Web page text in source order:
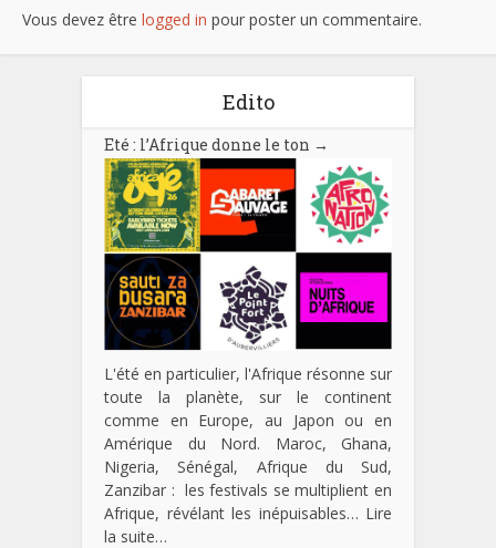
Vous devez être logged in pour poster un commentaire.
Edito
Eté : l’Afrique donne le ton →
L'été en particulier, l'Afrique résonne sur
toute la planète, sur le continent
comme en Europe, au Japon ou en
Amérique du Nord. Maroc, Ghana,
Nigeria, Sénégal, Afrique du Sud,
Zanzibar : les festivals se multiplient en
Afrique, révélant les inépuisables… Lire
la suite…